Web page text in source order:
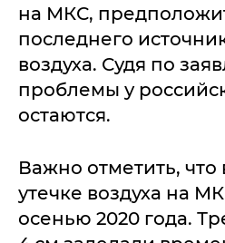
на МКС,
последнего
воздуха. Судя по
проблемы у
остаются.
Важно отметить,
утечке воздуха на
осенью 2020 года.